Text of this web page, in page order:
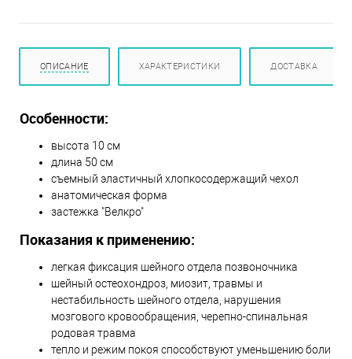
ОПИСАНИЕ ХАРАКТЕРИСТИКИ ДОСТАВКА
Особенности:
высота 10 см
длина 50 см
съемный эластичный хлопкосодержащий чехол
анатомическая форма
застежка "Велкро"
Показания к применению:
легкая фиксация шейного отдела позвоночника
шейный остеохондроз, миозит, травмы и
нестабильность шейного отдела, нарушения
мозгового кровообращения, черепно-спинальная
родовая травма
тепло и режим покоя способствуют уменьшению боли